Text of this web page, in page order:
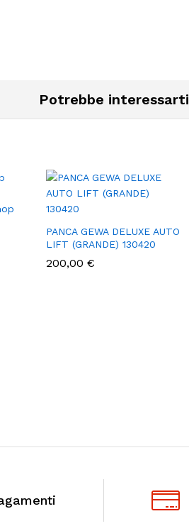
Potrebbe interessarti
PANCA GEWA DELUXE AUTO
LIFT (GRANDE) 130420
200,00 €